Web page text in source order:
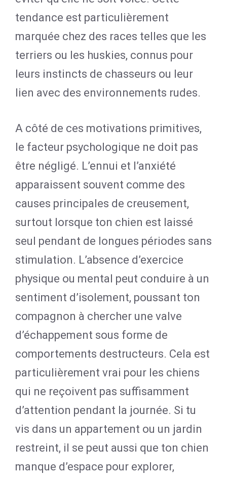
tendance est particulièrement
marquée chez des races telles que les
terriers ou les huskies, connus pour
leurs instincts de chasseurs ou leur
lien avec des environnements rudes.
A côté de ces motivations primitives,
le facteur psychologique ne doit pas
être négligé. L’ennui et l’anxiété
apparaissent souvent comme des
causes principales de creusement,
surtout lorsque ton chien est laissé
seul pendant de longues périodes sans
stimulation. L’absence d’exercice
physique ou mental peut conduire à un
sentiment d’isolement, poussant ton
compagnon à chercher une valve
d’échappement sous forme de
comportements destructeurs. Cela est
particulièrement vrai pour les chiens
qui ne reçoivent pas suffisamment
d’attention pendant la journée. Si tu
vis dans un appartement ou un jardin
restreint, il se peut aussi que ton chien
manque d’espace pour explorer,